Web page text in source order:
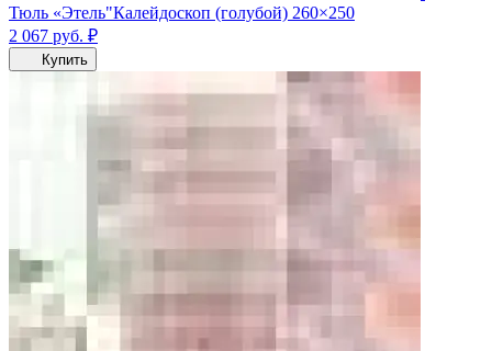
Тюль «Этель"Калейдоскоп (голубой) 260×250
2 067 руб. ₽
Купить